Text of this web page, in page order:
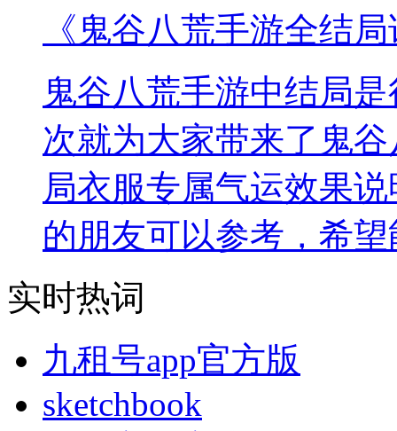
《鬼谷八荒手游全结
鬼谷八荒手游中结局
次就为大家带来了鬼
局衣服专属气运效果
的朋友可以参考，希
实时热词
九租号app官方版
sketchbook